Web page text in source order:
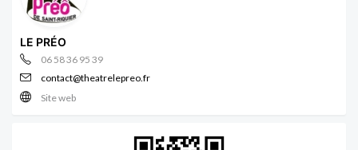
LE PRÉO
06 58 36 95 39
contact@theatrelepreo.fr
Site web